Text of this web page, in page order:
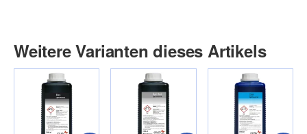
Weitere Varianten dieses Artikels